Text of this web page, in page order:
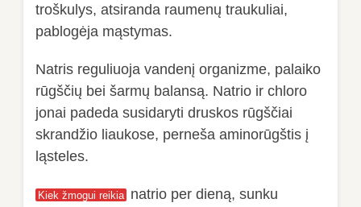
troškulys, atsiranda raumenų traukuliai,
pablogėja mąstymas.
Natris reguliuoja vandenį organizme, palaiko
rūgščių bei šarmų balansą. Natrio ir chloro
jonai padeda susidaryti druskos rūgščiai
skrandžio liaukose, perneša aminorūgštis į
ląsteles.
Kiek žmogui reikia natrio per dieną, sunku